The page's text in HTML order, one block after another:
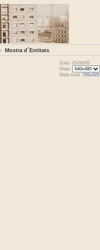
Mostra d´Entitats
Data: 25/09/05
Mida:
Mida total: 700x525